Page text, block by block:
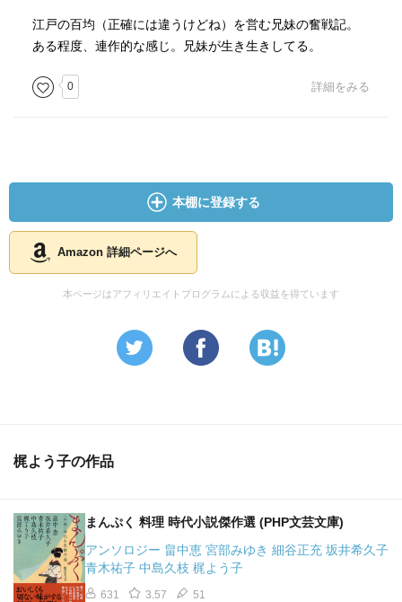
江戸の百均（正確には違うけどね）を営む兄妹の奮戦記。
ある程度、連作的な感じ。兄妹が生き生きしてる。
0 詳細をみる
本棚に登録する
Amazon 詳細ページへ
本ページはアフィリエイトプログラムによる収益を得ています
梶よう子の作品
まんぷく 料理 時代小説傑作選 (PHP文芸文庫)
アンソロジー 畠中恵 宮部みゆき 細谷正充 坂井希久子
青木祐子 中島久枝 梶よう子
631 3.57 51